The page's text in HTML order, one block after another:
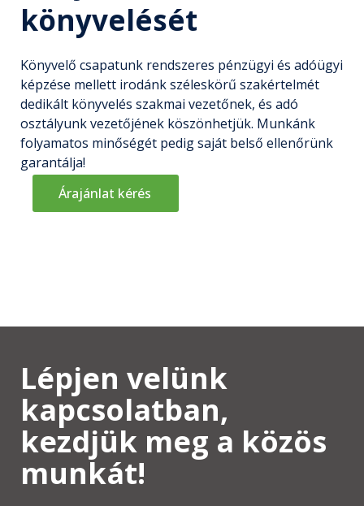
könyvelését
Könyvelő csapatunk rendszeres pénzügyi és adóügyi
képzése mellett irodánk széleskörű szakértelmét
dedikált könyvelés szakmai vezetőnek, és adó
osztályunk vezetőjének köszönhetjük. Munkánk
folyamatos minőségét pedig saját belső ellenőrünk
garantálja!
Árajánlat kérés
Lépjen velünk
kapcsolatban,
kezdjük meg a közös
munkát!